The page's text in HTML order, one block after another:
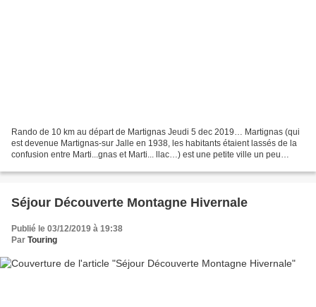
Rando de 10 km au départ de Martignas Jeudi 5 dec 2019… Martignas (qui
est devenue Martignas-sur Jalle en 1938, les habitants étaient lassés de la
confusion entre Marti...gnas et Marti... llac…) est une petite ville un peu
Séjour Découverte Montagne Hivernale
Publié le 03/12/2019 à 19:38
Par Touring